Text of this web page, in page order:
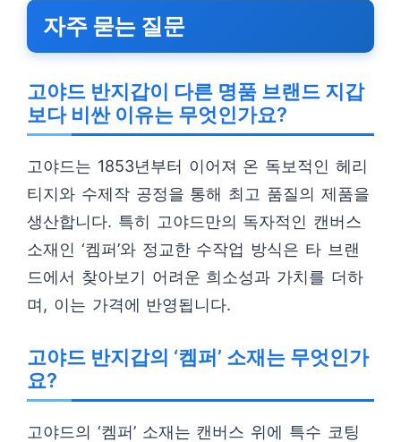
자주 묻는 질문
고야드 반지갑이 다른 명품 브랜드 지갑
보다 비싼 이유는 무엇인가요?
고야드는 1853년부터 이어져 온 독보적인 헤리
티지와 수제작 공정을 통해 최고 품질의 제품을
생산합니다. 특히 고야드만의 독자적인 캔버스
소재인 ‘켐퍼’와 정교한 수작업 방식은 타 브랜
드에서 찾아보기 어려운 희소성과 가치를 더하
며, 이는 가격에 반영됩니다.
고야드 반지갑의 ‘켐퍼’ 소재는 무엇인가
요?
고야드의 ‘켐퍼’ 소재는 캔버스 위에 특수 코팅